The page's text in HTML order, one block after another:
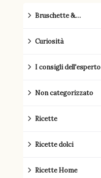
Bruschette &…
Curiosità
I consigli dell'esperto
Non categorizzato
Ricette
Ricette dolci
Ricette Home